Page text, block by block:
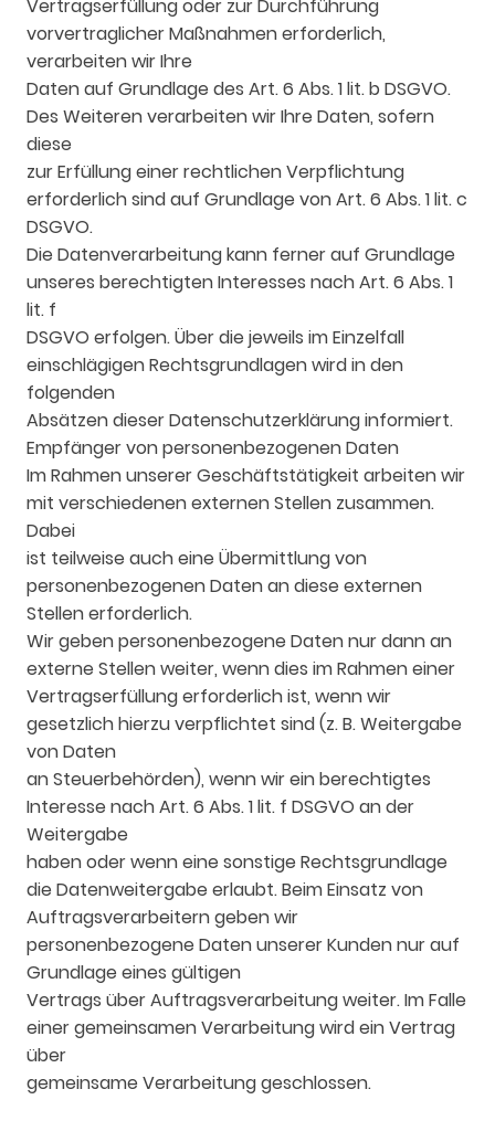
Vertragserfüllung oder zur Durchführung
vorvertraglicher Maßnahmen erforderlich,
verarbeiten wir Ihre
Daten auf Grundlage des Art. 6 Abs. 1 lit. b DSGVO.
Des Weiteren verarbeiten wir Ihre Daten, sofern
diese
zur Erfüllung einer rechtlichen Verpflichtung
erforderlich sind auf Grundlage von Art. 6 Abs. 1 lit. c
DSGVO.
Die Datenverarbeitung kann ferner auf Grundlage
unseres berechtigten Interesses nach Art. 6 Abs. 1
lit. f
DSGVO erfolgen. Über die jeweils im Einzelfall
einschlägigen Rechtsgrundlagen wird in den
folgenden
Absätzen dieser Datenschutzerklärung informiert.
Empfänger von personenbezogenen Daten
Im Rahmen unserer Geschäftstätigkeit arbeiten wir
mit verschiedenen externen Stellen zusammen.
Dabei
ist teilweise auch eine Übermittlung von
personenbezogenen Daten an diese externen
Stellen erforderlich.
Wir geben personenbezogene Daten nur dann an
externe Stellen weiter, wenn dies im Rahmen einer
Vertragserfüllung erforderlich ist, wenn wir
gesetzlich hierzu verpflichtet sind (z. B. Weitergabe
von Daten
an Steuerbehörden), wenn wir ein berechtigtes
Interesse nach Art. 6 Abs. 1 lit. f DSGVO an der
Weitergabe
haben oder wenn eine sonstige Rechtsgrundlage
die Datenweitergabe erlaubt. Beim Einsatz von
Auftragsverarbeitern geben wir
personenbezogene Daten unserer Kunden nur auf
Grundlage eines gültigen
Vertrags über Auftragsverarbeitung weiter. Im Falle
einer gemeinsamen Verarbeitung wird ein Vertrag
über
gemeinsame Verarbeitung geschlossen.